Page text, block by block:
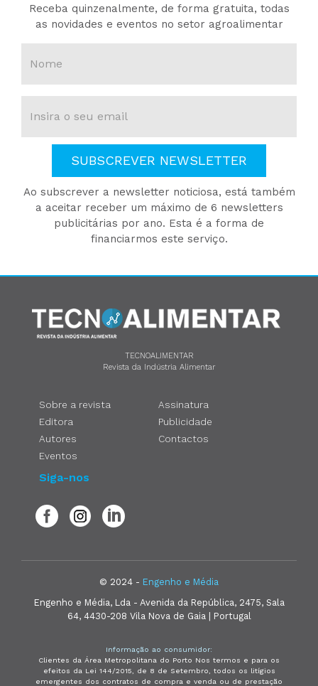
Receba quinzenalmente, de forma gratuita, todas
as novidades e eventos no setor agroalimentar
SUBSCREVER NEWSLETTER
Ao subscrever a newsletter noticiosa, está também
a aceitar receber um máximo de 6 newsletters
publicitárias por ano. Esta é a forma de
financiarmos este serviço.
TECNOALIMENTAR
Revista da Indústria Alimentar
Sobre a revista
Editora
Autores
Eventos
Assinatura
Publicidade
Contactos
Siga-nos
© 2024 - Engenho e Média
Engenho e Média, Lda - Avenida da República, 2475, Sala
64, 4430-208 Vila Nova de Gaia | Portugal
Informação ao consumidor:
Clientes da Área Metropolitana do Porto Nos termos e para os
efeitos da Lei 144/2015, de 8 de Setembro, todos os litígios
emergentes dos contratos de compra e venda ou de prestação